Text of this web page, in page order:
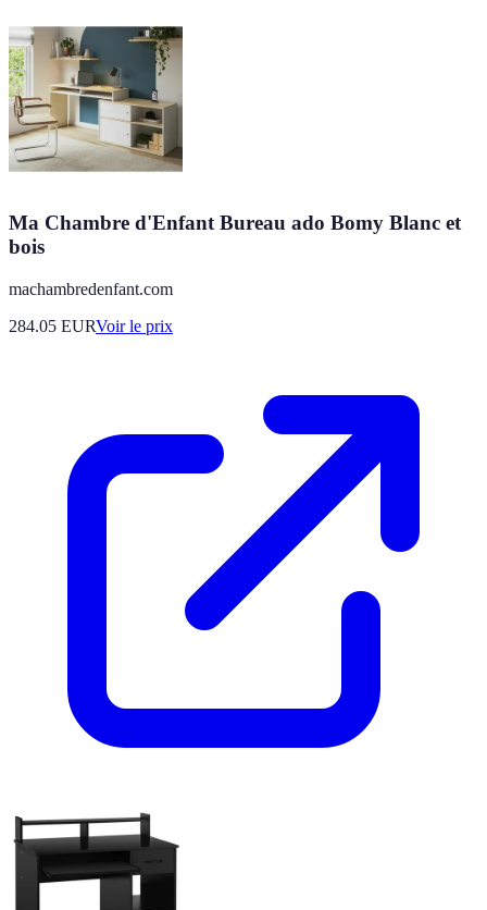
Ma Chambre d'Enfant Bureau ado Bomy Blanc et
bois
machambredenfant.com
284.05 EURVoir le prix